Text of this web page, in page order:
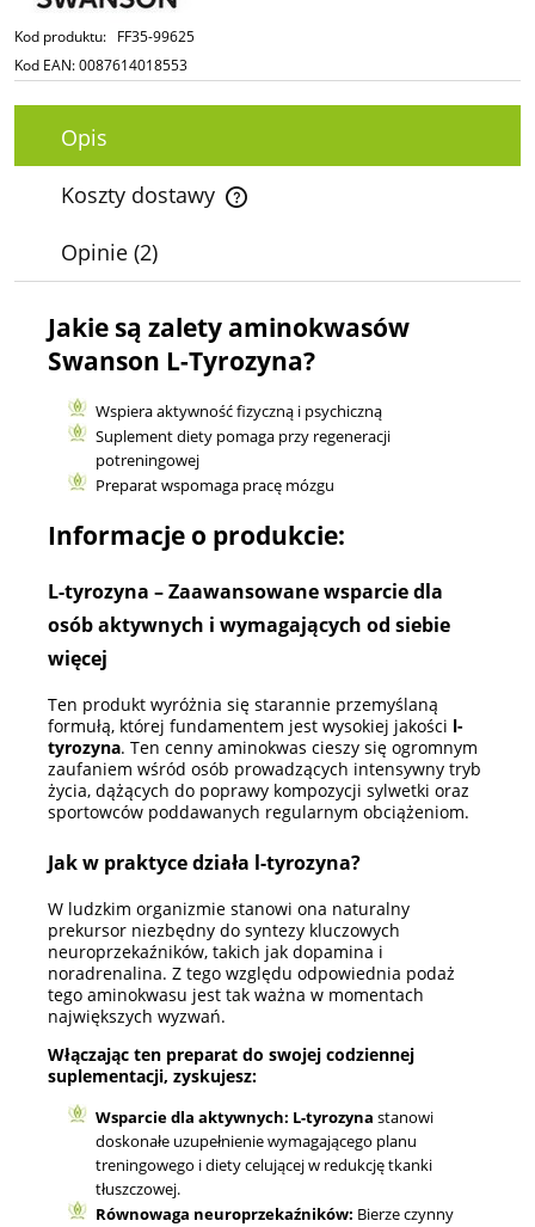
Kod produktu: FF35-99625
Kod EAN:0087614018553
Opis
Koszty dostawy
Cena nie zawiera ewentualnych kosztów płatności
Opinie (2)
Jakie są zalety aminokwasów
Swanson L-Tyrozyna?
Wspiera aktywność fizyczną i psychiczną
Suplement diety pomaga przy regeneracji
potreningowej
Preparat wspomaga pracę mózgu
Informacje o produkcie:
L-tyrozyna – Zaawansowane wsparcie dla
osób aktywnych i wymagających od siebie
więcej
Ten produkt wyróżnia się starannie przemyślaną
formułą, której fundamentem jest wysokiej jakości l-
tyrozyna. Ten cenny aminokwas cieszy się ogromnym
zaufaniem wśród osób prowadzących intensywny tryb
życia, dążących do poprawy kompozycji sylwetki oraz
sportowców poddawanych regularnym obciążeniom.
Jak w praktyce działa l-tyrozyna?
W ludzkim organizmie stanowi ona naturalny
prekursor niezbędny do syntezy kluczowych
neuroprzekaźników, takich jak dopamina i
noradrenalina. Z tego względu odpowiednia podaż
tego aminokwasu jest tak ważna w momentach
największych wyzwań.
Włączając ten preparat do swojej codziennej
suplementacji, zyskujesz:
Wsparcie dla aktywnych: L-tyrozyna stanowi
doskonałe uzupełnienie wymagającego planu
treningowego i diety celującej w redukcję tkanki
tłuszczowej.
Równowaga neuroprzekaźników: Bierze czynny